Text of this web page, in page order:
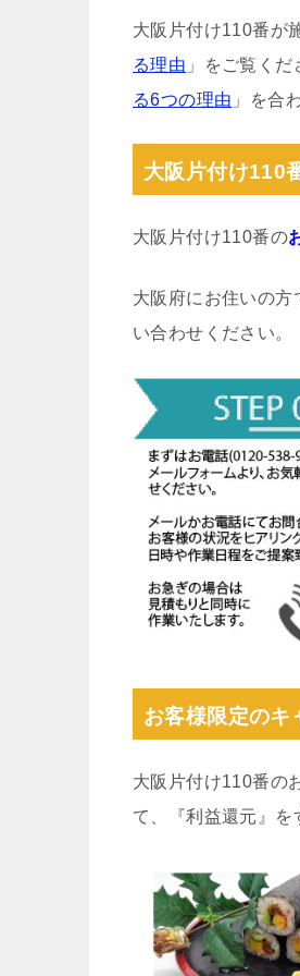
大阪片付け110番が
る理由 」をご覧く
る6つの理由 」を合
大阪片付け110
大阪片付け110番の
大阪府にお住いの方
い合わせください。
お客様限定のキ
大阪片付け110番の
て、『利益還元』を